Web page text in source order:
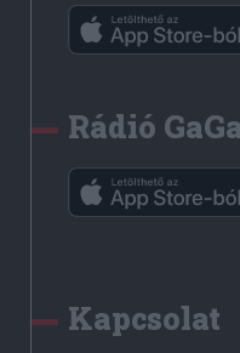
Rádió
Kapcsolat